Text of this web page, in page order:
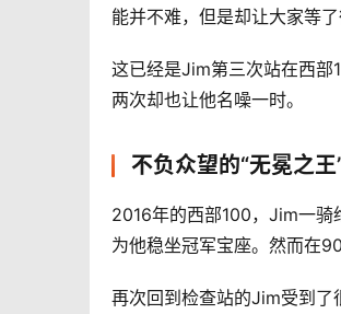
能并不难，但是却让大家等
这已经是Jim第三次站在西部
两次却也让他名噪一时。
不负众望的“无冕之王
2016年的西部100，Jim一骑
为他稳坐冠军宝座。然而在
再次回到检查站的Jim受到